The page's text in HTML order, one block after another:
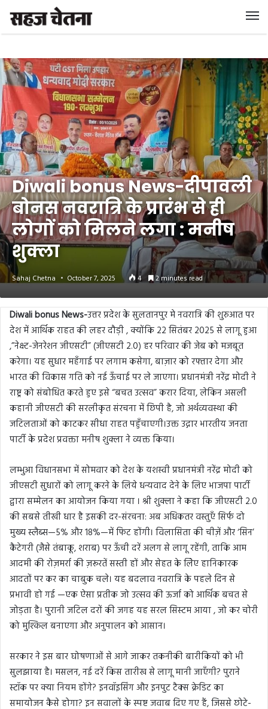
Diwali bonus News-दीपावली
बोनस नवरात्रि के प्रारंभ से ही
लोगों को मिलने लगा : मनीष
शुक्ला
Sahaj Chetna October 7, 2025 4 2 minutes read
Diwali bonus News-उत्तर प्रदेश के सुलतानपुर मे नवरात्रि की शुरुआत पर
देश में आर्थिक राहत की लहर दौड़ी , क्योंकि 22 सितंबर 2025 से लागू हुआ
,”नेक्स्ट-जेनरेशन जीएसटी” (जीएसटी 2.0) हर परिवार की जेब को मजबूत
करेगा। यह सुधार महँगाई पर लगाम कसेगा, बाज़ार को रफ्तार देगा और
भारत की विकास गति को नई ऊँचाई पर ले जाएगा। प्रधानमंत्री नरेंद्र मोदी ने
राष्ट्र को संबोधित करते हुए इसे “बचत उत्सव” करार दिया, लेकिन असली
कहानी जीएसटी की सरलीकृत संरचना में छिपी है, जो अर्थव्यवस्था की
जटिलताओं को काटकर सीधा राहत पहुँचाएगी।उक्त उद्गार भारतीय जनता
पार्टी के प्रदेश प्रवक्ता मनीष शुक्ला ने व्यक्त किया।
लम्भुआ विधानसभा में सोमवार को देश के यशस्वी प्रधानमंत्री नरेंद्र मोदी को
जीएसटी सुधारों को लागू करने के लिये धन्यवाद देने के लिए भाजपा पार्टी
द्वारा सम्मेलन का आयोजन किया गया । श्री शुक्ला ने कहा कि जीएसटी 2.0
की सबसे तीखी धार है इसकी दर-संरचना: अब अधिकतर वस्तुएँ सिर्फ दो
मुख्य स्लैब्स—5% और 18%—में फिट होंगी। विलासिता की चीज़ें और ‘सिन’
कैटेगरी (जैसे तंबाकू, शराब) पर ऊँची दरें अलग से लागू रहेंगी, ताकि आम
आदमी की रोज़मर्रा की ज़रूरतें सस्ती हों और सेहत के लिेए हानिकारक
आदतों पर कर का चाबुक चले। यह बदलाव नवरात्रि के पहले दिन से
प्रभावी हो गई —एक ऐसा प्रतीक जो उत्सव की ऊर्जा को आर्थिक बचत से
जोड़ता है। पुरानी जटिल दरों की जगह यह सरल सिस्टम आया , जो कर चोरी
को मुश्किल बनाएगा और अनुपालन को आसान।
सरकार ने इस बार घोषणाओं से आगे जाकर तकनीकी बारीकियों को भी
सुलझाया है। मसलन, नई दरें किस तारीख से लागू मानी जाएँगी? पुराने
स्टॉक पर क्या नियम होंगे? इनवॉइसिंग और इनपुट टैक्स क्रेडिट का
समायोजन कैसे होगा? इन सवालों के स्पष्ट जवाब दिए गए हैं, जिससे छोटे-